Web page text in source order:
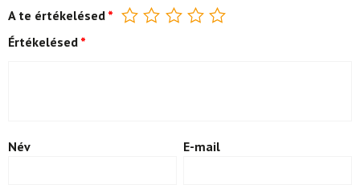
A te értékelésed *
Értékelésed *
Név E-mail